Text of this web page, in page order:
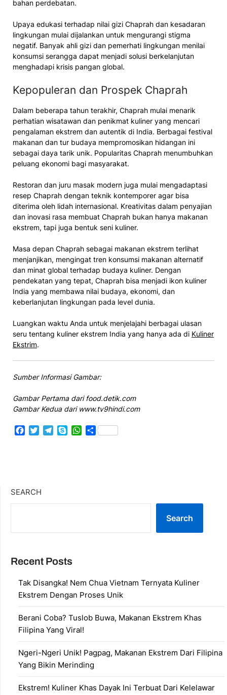
bahan perdebatan.
Upaya edukasi terhadap nilai gizi Chaprah dan kesadaran
lingkungan mulai dijalankan untuk mengurangi stigma
negatif. Banyak ahli gizi dan pemerhati lingkungan menilai
konsumsi serangga dapat menjadi solusi berkelanjutan
menghadapi krisis pangan global.
Kepopuleran dan Prospek Chaprah
Dalam beberapa tahun terakhir, Chaprah mulai menarik
perhatian wisatawan dan penikmat kuliner yang mencari
pengalaman ekstrem dan autentik di India. Berbagai festival
makanan dan tur budaya mempromosikan hidangan ini
sebagai daya tarik unik. Popularitas Chaprah menumbuhkan
peluang ekonomi bagi masyarakat.
Restoran dan juru masak modern juga mulai mengadaptasi
resep Chaprah dengan teknik kontemporer agar bisa
diterima oleh lidah internasional. Kreativitas dalam penyajian
dan inovasi rasa membuat Chaprah bukan hanya makanan
ekstrem, tapi juga bentuk seni kuliner.
Masa depan Chaprah sebagai makanan ekstrem terlihat
menjanjikan, mengingat tren konsumsi makanan alternatif
dan minat global terhadap budaya kuliner. Dengan
pendekatan yang tepat, Chaprah bisa menjadi ikon kuliner
India yang membawa nilai budaya, ekonomi, dan
keberlanjutan lingkungan pada level dunia.
Luangkan waktu Anda untuk menjelajahi berbagai ulasan
seru tentang kuliner ekstrem India yang hanya ada di Kuliner
Ekstrim.
Sumber Informasi Gambar:
Gambar Pertama dari food.detik.com
Gambar Kedua dari www.tv9hindi.com
Facebook
TwitterTelegram
SkypeWhatsApp
Share
SEARCH
Search
Recent Posts
Tak Disangka! Nem Chua Vietnam Ternyata Kuliner
Ekstrem Dengan Proses Unik
Berani Coba? Tuslob Buwa, Makanan Ekstrem Khas
Filipina Yang Viral!
Ngeri-Ngeri Unik! Pagpag, Makanan Ekstrem Dari Filipina
Yang Bikin Merinding
Ekstrem! Kuliner Khas Dayak Ini Terbuat Dari Kelelawar